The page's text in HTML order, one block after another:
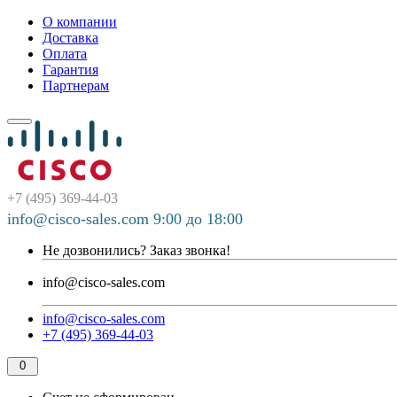
О компании
Доставка
Оплата
Гарантия
Партнерам
+7 (495) 369-44-03
info@cisco-sales.com 9:00 до 18:00
Не дозвонились? Заказ звонка!
info@cisco-sales.com
info@cisco-sales.com
+7 (495) 369-44-03
0